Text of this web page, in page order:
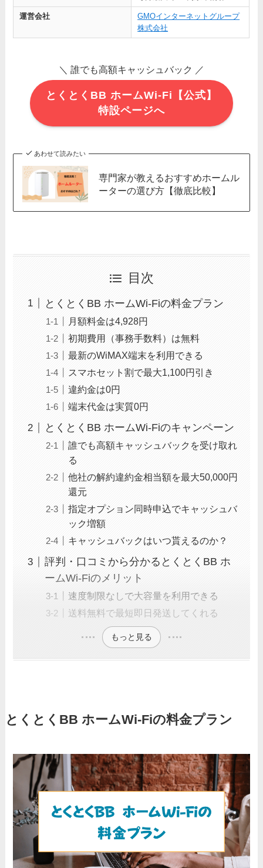
運営会社
GMOインターネットグループ
株式会社
＼ 誰でも高額キャッシュバック ／
とくとくBB ホームWi-Fi【公式】
特設ページへ
あわせて読みたい
専門家が教えるおすすめホームル
ーターの選び方【徹底比較】
目次
とくとくBB ホームWi-Fiの料金プラン
月額料金は4,928円
初期費用（事務手数料）は無料
最新のWiMAX端末を利用できる
スマホセット割で最大1,100円引き
違約金は0円
端末代金は実質0円
とくとくBB ホームWi-Fiのキャンペーン
誰でも高額キャッシュバックを受け取れ
る
他社の解約違約金相当額を最大50,000円
還元
指定オプション同時申込でキャッシュバ
ック増額
キャッシュバックはいつ貰えるのか？
評判・口コミから分かるとくとくBB ホ
ームWi-Fiのメリット
速度制限なしで大容量を利用できる
送料無料で最短即日発送してくれる
もっと見る
とくとくBB ホームWi-Fiの料金プラン